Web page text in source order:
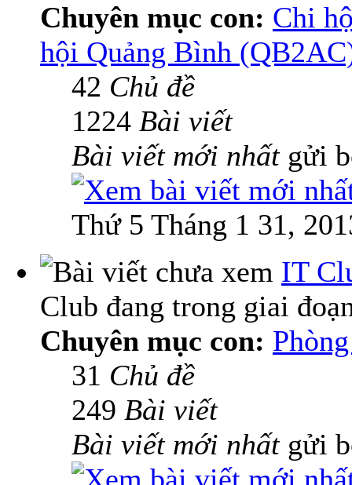
Chuyên mục con: Chi
hội Quảng Bình
42 Chủ đề
1224 Bài viết
Bài viết mới nhấtgửi
Thứ 5 Tháng 1 31,
IT
Club đang trong giai
Chuyên mục con:
31 Chủ đề
249 Bài viết
Bài viết mới nhấtgửi